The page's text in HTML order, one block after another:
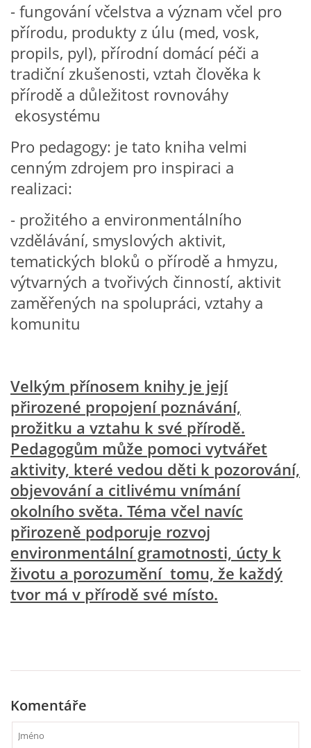
VÝTVARNÉ AKTIVITY - PODZIM
VÝTVARNÉ AKTIVITY - ZIMA
CHARAKTERISTIKA ROČNÍCH OBDOBÍ
HÁDANKY K TÉMATU JARO, LÉTO, PODZIM,ZIMA
BÁSNĚ K TÉMATU JARO
POHYBOVÉ AKTIVITY NA TÉMA JARO
BÁSNĚ K TÉMATU LÉTO
POHYBOVÉ AKTIVITY NA TÉMA LÉTO
PÍSNĚ K TÉMATU PODZIM
BÁSNĚ K TÉMATU PODZIM
POHYBOVÉ AKTIVITY NA TÉMA PODZIM
PÍSNĚ K TÉMATU ZIMA
POHYBOVÉ AKTIVITY NA TÉMA ZIMA
- fungování včelstva a význam včel pro
přírodu, produkty z úlu (med, vosk,
propils, pyl), přírodní domácí péči a
tradiční zkušenosti, vztah člověka k
přírodě a důležitost rovnováhy
ekosystému
Pro pedagogy: je tato kniha velmi
cenným zdrojem pro inspiraci a
realizaci:
- prožitého a environmentálního
vzdělávání, smyslových aktivit,
tematických bloků o přírodě a hmyzu,
výtvarných a tvořivých činností, aktivit
zaměřených na spolupráci, vztahy a
komunitu
Velkým přínosem knihy je její
přirozené propojení poznávání,
prožitku a vztahu k své přírodě.
Pedagogům může pomoci vytvářet
aktivity, které vedou děti k pozorování,
objevování a citlivému vnímání
okolního světa. Téma včel navíc
přirozeně podporuje rozvoj
environmentální gramotnosti, úcty k
životu a porozumění tomu, že každý
tvor má v přírodě své místo.
Komentáře